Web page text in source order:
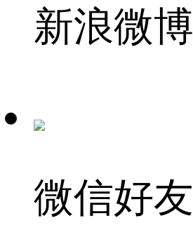
新浪微博
微信好友